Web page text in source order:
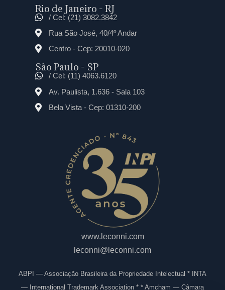
Rio de Janeiro - RJ
/ Cel: (21) 3082.3842
Rua São José, 40/4º Andar
Centro - Cep: 20010-020
São Paulo - SP
/ Cel: (11) 4063.6120
Av. Paulista, 1.636 - Sala 103
Bela Vista - Cep: 01310-200
www.leconni.com
leconni@leconni.com
ABPI — Associação Brasileira da Propriedade Intelectual * INTA
— International Trademark Association * * Amcham — Câmara